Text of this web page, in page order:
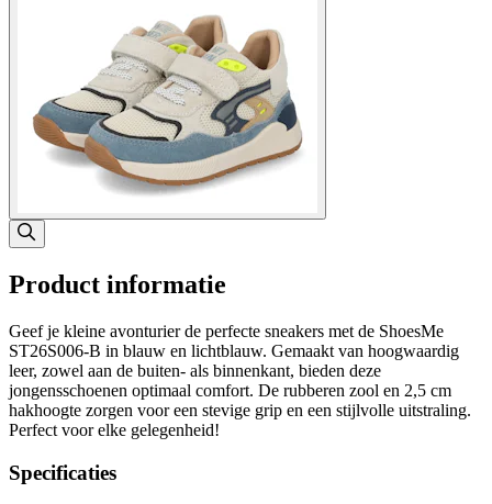
Product informatie
Geef je kleine avonturier de perfecte sneakers met de ShoesMe
ST26S006-B in blauw en lichtblauw. Gemaakt van hoogwaardig
leer, zowel aan de buiten- als binnenkant, bieden deze
jongensschoenen optimaal comfort. De rubberen zool en 2,5 cm
hakhoogte zorgen voor een stevige grip en een stijlvolle uitstraling.
Perfect voor elke gelegenheid!
Specificaties